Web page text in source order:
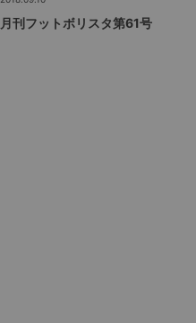
月刊フットボリスタ第61号